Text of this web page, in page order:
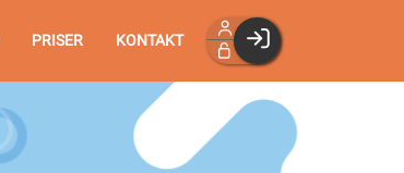
PRISER KONTAKT
Husk mig
Glemt password
Opret profil